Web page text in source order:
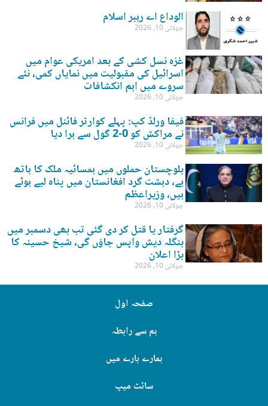
الوداع اے رہبر اسلام
جولائی 10, 2026
غزہ نسل کشی کے بعد امریکی عوام میں
اسرائیل کی مقبولیت میں نمایاں کمی، نئے
سروے میں اہم انکشافات
جولائی 10, 2026
فیفا ورلڈ کپ: پہلے کوارٹر فائنل میں فرانس
نے مراکش کو 0-2 گول سے ہرا دیا
جولائی 10, 2026
بلوچستان حملوں میں ہمسائیہ ملک کا ہاتھ
ہے، دہشت گرد افغانستان میں پناہ لیے ہوئے
ہیں، وزیراعظم
جولائی 10, 2026
گرفتار یا قتل کر دی گئی تب بھی دسمبر میں
بنگلہ دیش واپس جاؤں گی، شیخ حسینہ کا
بڑا اعلان
جولائی 10, 2026
صفحہ اول
ہم سے رابطہ
ہمارے بارے میں
سائٹ میپ